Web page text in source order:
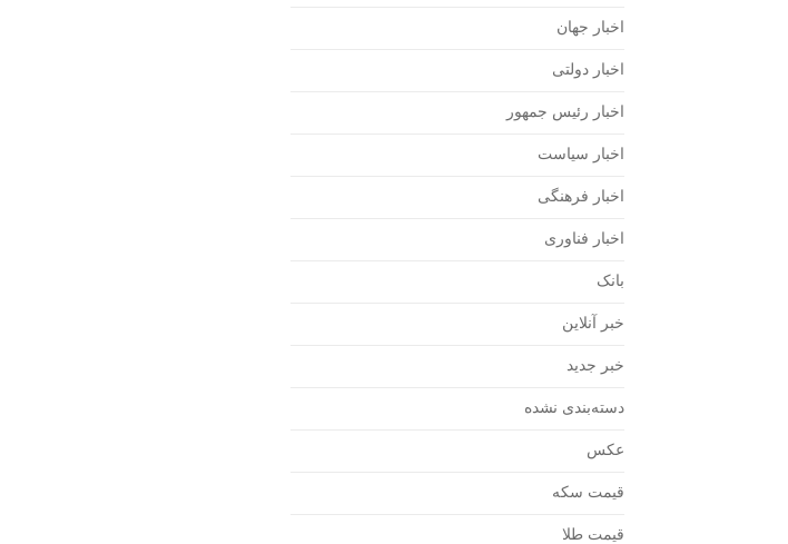
اخبار جهان
اخبار دولتی
اخبار رئیس جمهور
اخبار سیاست
اخبار فرهنگی
اخبار فناوری
بانک
خبر آنلاین
خبر جدید
دسته‌بندی نشده
عکس
قیمت سکه
قیمت طلا